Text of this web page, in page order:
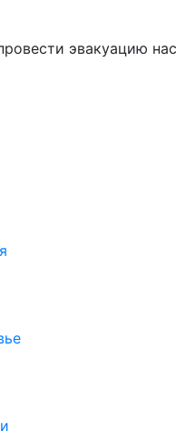
эвакуацию